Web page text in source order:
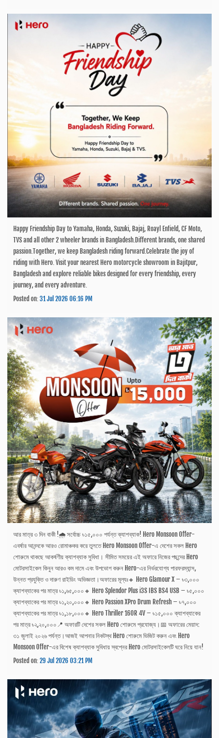
Happy Friendship Day to Yamaha, Honda, Suzuki, Bajaj, Roayl Enfield, CF Moto,
TVS and all other 2 wheeler brands in Bangladesh.Different brands, one shared
passion.Together, we keep Bangladesh riding forward.Celebrate the joy of
riding with Hero. Visit your nearest Hero motorcycle showroom in Bajitpur,
Bangladesh and explore reliable bikes designed for every friendship, every
journey, and every adventure.
Posted on:31 Jul 2026 06:16 PM
আর মাত্র ৩ দিন বাকী !🌧️ সর্বোচ্চ ৳১৫,০০০ পর্যন্ত ক্যাশব্যাক! Hero Monsoon Offer-
এবর্ষার আনন্দকে আরও রোমাঞ্চকর করে তুলতে Hero Monsoon Offer-এ দেশের সকল Hero
শোরুমে থাকছে আকর্ষণীয় ক্যাশব্যাক সুবিধা। সীমিত সময়ের এই অফারে নিজের পছন্দের Hero
মোটরসাইকেল কিনুন আরও কম দামে এবং উপভোগ করুন Hero-এর নির্ভরযোগ্য পারফরম্যান্স,
উন্নত প্রযুক্তি ও দারুণ রাইডিং অভিজ্ঞতা।অফারের মূল্যঃ🔸 Hero Glamour X – ৳৩,০০০
ক্যাশব্যাকের পর মাত্র ৳১,৬৫,০০০🔸 Hero Splendor Plus i3S IBS BS4 USB – ৳৫,০০০
ক্যাশব্যাকের পর মাত্র ৳১,২০,০০০🔸 Hero Passion XPro Drum Refresh – ৳৭,০০০
ক্যাশব্যাকের পর মাত্র ৳১,১৮,০০০🔸 Hero Thriller 160R 4V – ৳১৫,০০০ ক্যাশব্যাকের
পর মাত্র ৳২,২০,০০০📍 অফারটি দেশের সকল Hero শোরুমে প্রযোজ্য।📅 অফারের মেয়াদ:
৩১ জুলাই ২০২৬ পর্যন্ত।আজই আপনার নিকটস্থ Hero শোরুমে ভিজিট করুন এবং Hero
Monsoon Offer-এর বিশেষ ক্যাশব্যাক সুবিধায় স্বপ্নের Hero মোটরসাইকেলটি ঘরে নিয়ে যান!
Posted on:29 Jul 2026 03:21 PM